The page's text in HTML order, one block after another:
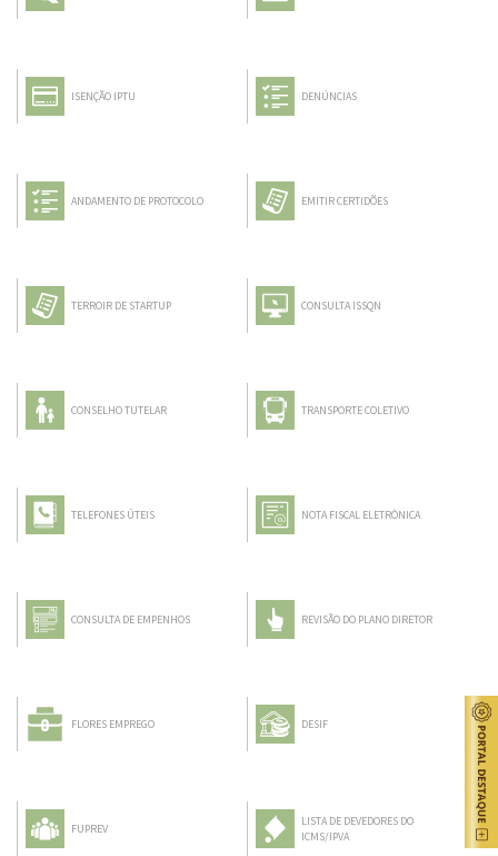
ISENÇÃO IPTU DENÚNCIAS
ANDAMENTO DE PROTOCOLO EMITIR CERTIDÕES
TERROIR DE STARTUP CONSULTA ISSQN
CONSELHO TUTELAR TRANSPORTE COLETIVO
TELEFONES ÚTEIS NOTA FISCAL ELETRÔNICA
CONSULTA DE EMPENHOS REVISÃO DO PLANO DIRETOR
FLORES EMPREGO DESIF
FUPREV
LISTA DE DEVEDORES DO
ICMS/IPVA